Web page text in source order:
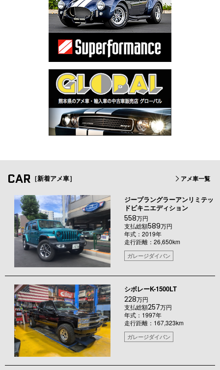
CAR ［新着アメ車］ アメ車一覧
ジープラングラーアンリミテッ
ドビキニエディション
558万円
支払総額589万円
年式：2019年
走行距離：26,650km
ガレージダイバン
シボレーK-1500LT
228万円
支払総額257万円
年式：1997年
走行距離：167,323km
ガレージダイバン